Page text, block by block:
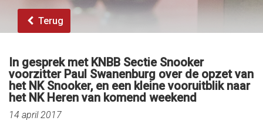
Terug
In gesprek met KNBB Sectie Snooker
voorzitter Paul Swanenburg over de opzet van
het NK Snooker, en een kleine vooruitblik naar
het NK Heren van komend weekend
14 april 2017